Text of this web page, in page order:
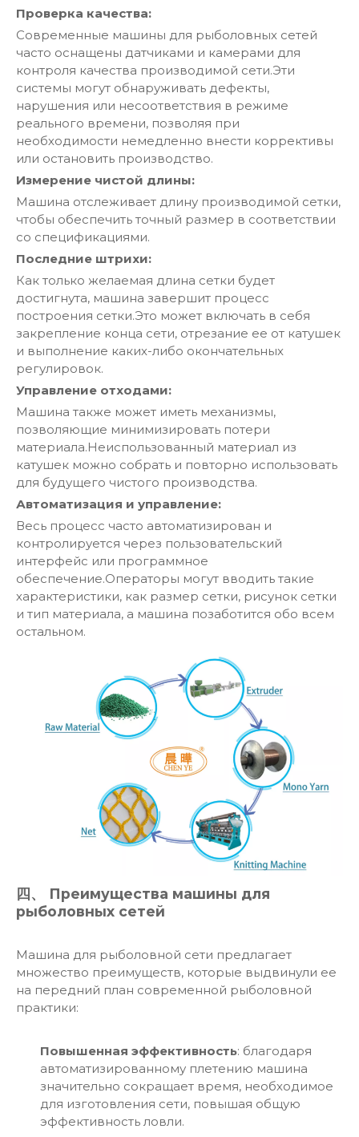
Проверка качества:
Современные машины для рыболовных сетей
часто оснащены датчиками и камерами для
контроля качества производимой сети.Эти
системы могут обнаруживать дефекты,
нарушения или несоответствия в режиме
реального времени, позволяя при
необходимости немедленно внести коррективы
или остановить производство.
Измерение чистой длины:
Машина отслеживает длину производимой сетки,
чтобы обеспечить точный размер в соответствии
со спецификациями.
Последние штрихи:
Как только желаемая длина сетки будет
достигнута, машина завершит процесс
построения сетки.Это может включать в себя
закрепление конца сети, отрезание ее от катушек
и выполнение каких-либо окончательных
регулировок.
Управление отходами:
Машина также может иметь механизмы,
позволяющие минимизировать потери
материала.Неиспользованный материал из
катушек можно собрать и повторно использовать
для будущего чистого производства.
Автоматизация и управление:
Весь процесс часто автоматизирован и
контролируется через пользовательский
интерфейс или программное
обеспечение.Операторы могут вводить такие
характеристики, как размер сетки, рисунок сетки
и тип материала, а машина позаботится обо всем
остальном.
四、 Преимущества машины для
рыболовных сетей
Машина для рыболовной сети предлагает
множество преимуществ, которые выдвинули ее
на передний план современной рыболовной
практики:
Повышенная эффективность: благодаря
автоматизированному плетению машина
значительно сокращает время, необходимое
для изготовления сети, повышая общую
эффективность ловли.